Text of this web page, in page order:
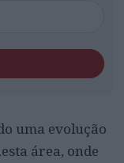
uma evolução
área, onde